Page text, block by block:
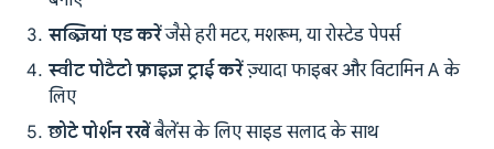
सब्ज़ियां एड करेंजैसे हरी मटर, मशरूम, या रोस्टेड पेपर्स
स्वीट पोटैटो फ्राइज़ ट्राई करेंज़्यादा फाइबर और विटामिन A के
लिए
छोटे पोर्शन रखेंबैलेंस के लिए साइड सलाद के साथ